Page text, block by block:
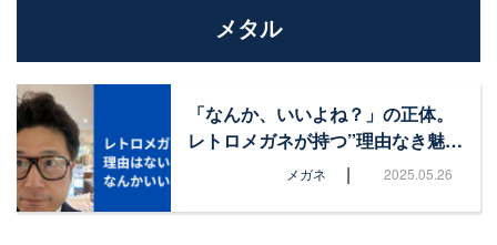
メタル
「なんか、いいよね？」の正体。
レトロメガネが持つ”理由なき魅…
メガネ | 2025.05.26